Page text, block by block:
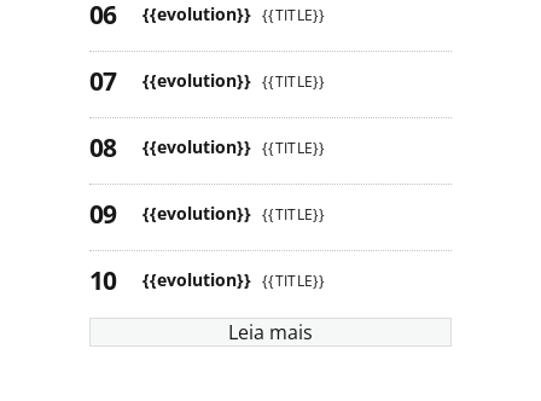
{{evolution}} {{TITLE}}
{{evolution}} {{TITLE}}
{{evolution}} {{TITLE}}
{{evolution}} {{TITLE}}
{{evolution}} {{TITLE}}
Leia mais